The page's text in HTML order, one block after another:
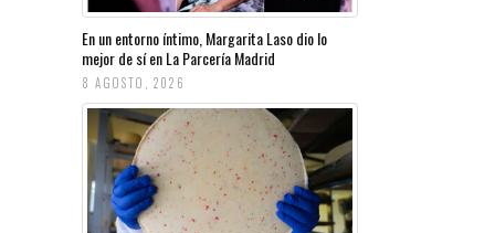
En un entorno íntimo, Margarita Laso dio lo
mejor de sí en La Parcería Madrid
8 AGOSTO, 2026